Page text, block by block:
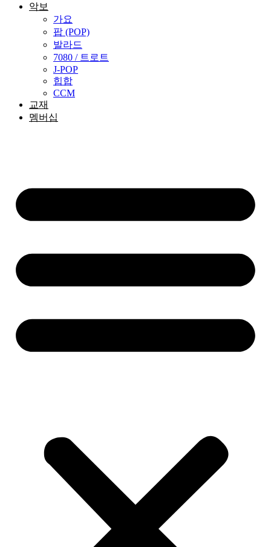
악보
가요
팝 (POP)
발라드
7080 / 트로트
J-POP
힙합
CCM
교재
멤버십